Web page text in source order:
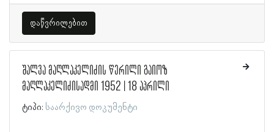
დაწვრილებით
შალვა მაღლაკელიძის წერილი გაიოზ
მაღლაკელიძისადმი 1952 | 18 აპრილი
ტიპი: საარქივო დოკუმენტი